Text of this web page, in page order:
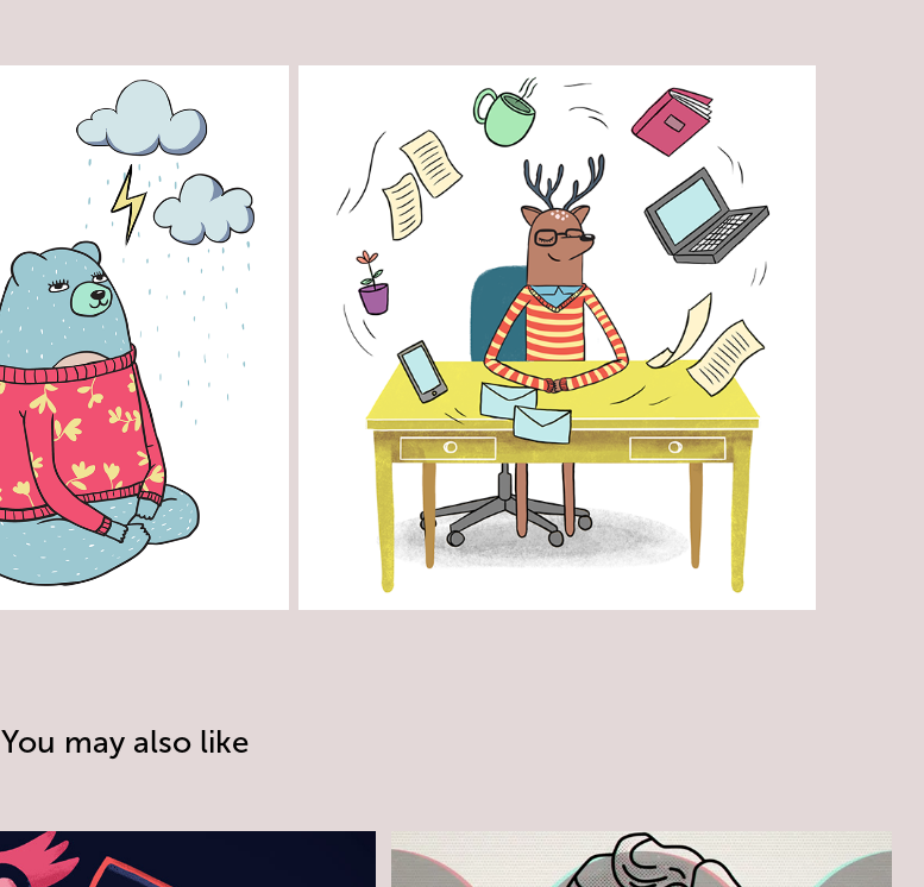
You may also like